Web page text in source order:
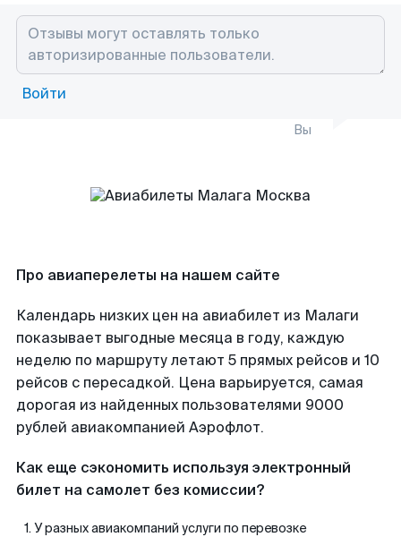
Войти
Вы
Про авиаперелеты на нашем сайте
Календарь низких цен на авиабилет из Малаги
показывает выгодные месяца в году, каждую
неделю по маршруту летают 5 прямых рейсов и 10
рейсов с пересадкой. Цена варьируется, самая
дорогая из найденных пользователями 9000
рублей авиакомпанией Аэрофлот.
Как еще сэкономить используя электронный
билет на самолет без комиссии?
У разных авиакомпаний услуги по перевозке